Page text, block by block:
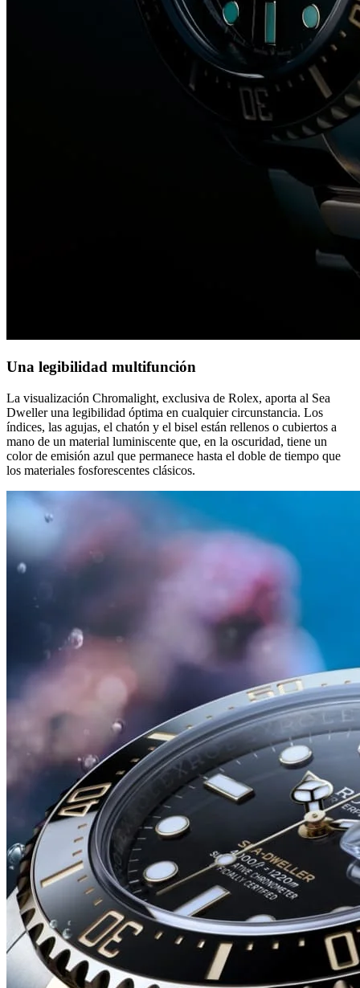
Una legibilidad multifunción
La visualización Chromalight, exclusiva de Rolex, aporta al Sea
Dweller una legibilidad óptima en cualquier circunstancia. Los
índices, las agujas, el chatón y el bisel están rellenos o cubiertos a
mano de un material luminiscente que, en la oscuridad, tiene un
color de emisión azul que permanece hasta el doble de tiempo que
los materiales fosforescentes clásicos.